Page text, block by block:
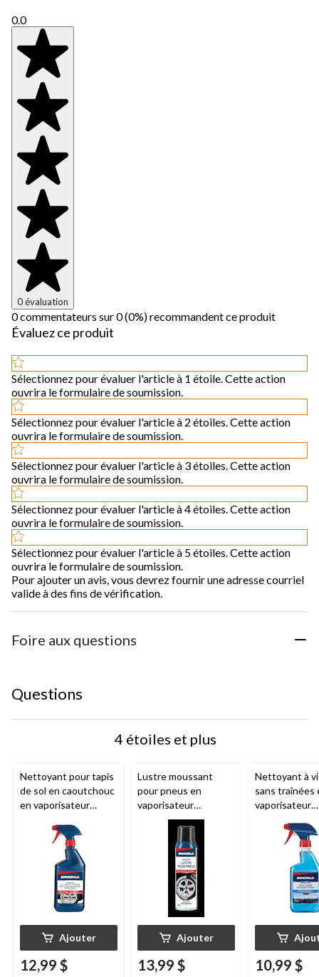
0.0
0 évaluation
0 commentateurs sur 0 (0%) recommandent ce produit
Évaluez ce produit
Sélectionnez pour évaluer l'article à 1 étoile. Cette action
ouvrira le formulaire de soumission.
Sélectionnez pour évaluer l'article à 2 étoiles. Cette action
ouvrira le formulaire de soumission.
Sélectionnez pour évaluer l'article à 3 étoiles. Cette action
ouvrira le formulaire de soumission.
Sélectionnez pour évaluer l'article à 4 étoiles. Cette action
ouvrira le formulaire de soumission.
Sélectionnez pour évaluer l'article à 5 étoiles. Cette action
ouvrira le formulaire de soumission.
Pour ajouter un avis, vous devrez fournir une adresse courriel
valide à des fins de vérification.
Foire aux questions
Questions
4 étoiles et plus
Nettoyant pour tapis
de sol en caoutchouc
en vaporisateur
Ajouter
12,99 $
Lustre moussant
pour pneus en
vaporisateur
SIMONIZ, 510 g
Ajouter
13,99 $
Nettoyant à
sans traînées
vaporisateur
10,99 $